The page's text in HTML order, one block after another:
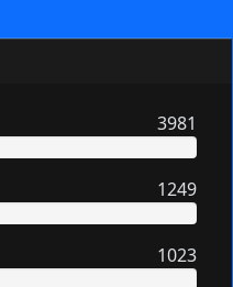
3981
1249
1023